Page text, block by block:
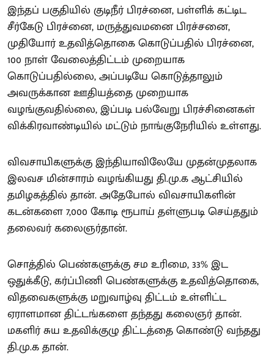
இந்தப் பகுதியில் குடிநீர் பிரச்னை, பள்ளிக் கட்டிட
சீர்கேடு பிரச்னை, மருத்துவமனை பிரச்சனை,
முதியோர் உதவித்தொகை கொடுப்பதில் பிரச்னை,
100 நாள் வேலைத்திட்டம் முறையாக
கொடுப்பதில்லை, அப்படியே கொடுத்தாலும்
அவருக்கான ஊதியத்தை முறையாக
வழங்குவதில்லை, இப்படி பல்வேறு பிரச்சினைகள்
விக்கிரவாண்டியில் மட்டும் நாங்குநேரியில் உள்ளது.
விவசாயிகளுக்கு இந்தியாவிலேயே முதன்முதலாக
இலவச மின்சாரம் வழங்கியது தி.மு.க ஆட்சியில்
தமிழகத்தில் தான். அதேபோல் விவசாயிகளின்
கடன்களை 7,000 கோடி ரூபாய் தள்ளுபடி செய்ததும்
தலைவர் கலைஞர்தான்.
சொத்தில் பெண்களுக்கு சம உரிமை, 33% இட
ஒதுக்கீடு, கர்ப்பிணி பெண்களுக்கு உதவித்தொகை,
விதவைகளுக்கு மறுவாழ்வு திட்டம் உள்ளிட்ட
ஏராளமான திட்டங்களை தந்தது கலைஞர் தான்.
மகளிர் சுய உதவிக்குழு திட்டத்தை கொண்டு வந்தது
தி.மு.க தான்.